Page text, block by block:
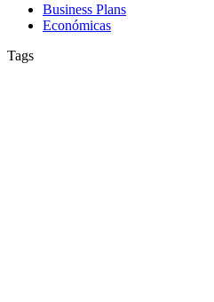
Business Plans
Económicas
Tags